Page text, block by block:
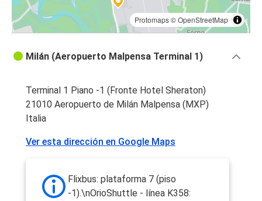
Protomaps©OpenStreetMap
Milán (Aeropuerto Malpensa Terminal 1)
Terminal 1 Piano -1 (Fronte Hotel Sheraton)
21010 Aeropuerto de Milán Malpensa (MXP)
Italia
Ver esta dirección en Google Maps
Flixbus: plataforma 7 (piso
-1).\nOrioShuttle - línea K358: